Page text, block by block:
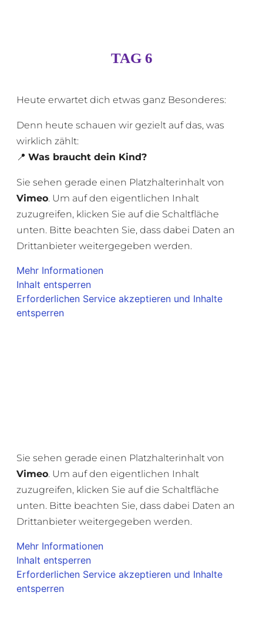
TAG 6
Heute erwartet dich etwas ganz Besonderes:
Denn heute schauen wir gezielt auf das, was
wirklich zählt:
📍 Was braucht dein Kind?
Sie sehen gerade einen Platzhalterinhalt von
Vimeo. Um auf den eigentlichen Inhalt
zuzugreifen, klicken Sie auf die Schaltfläche
unten. Bitte beachten Sie, dass dabei Daten an
Drittanbieter weitergegeben werden.
Mehr Informationen
Inhalt entsperren
Erforderlichen Service akzeptieren und Inhalte
entsperren
Sie sehen gerade einen Platzhalterinhalt von
Vimeo. Um auf den eigentlichen Inhalt
zuzugreifen, klicken Sie auf die Schaltfläche
unten. Bitte beachten Sie, dass dabei Daten an
Drittanbieter weitergegeben werden.
Mehr Informationen
Inhalt entsperren
Erforderlichen Service akzeptieren und Inhalte
entsperren